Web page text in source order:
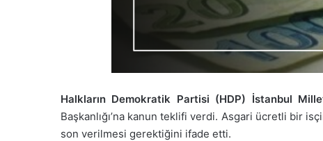
Halkların Demokratik Partisi (HDP) İstanbul
Başkanlığı’na kanun teklifi verdi. Asgari ücretli bir
son verilmesi gerektiğini ifade etti.